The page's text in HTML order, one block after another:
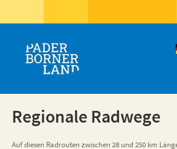
Regionale Radwege
Auf diesen Radrouten zwischen 28 und 250 km